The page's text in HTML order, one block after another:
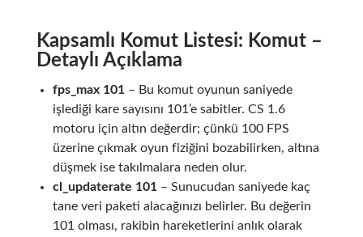
Kapsamlı Komut Listesi: Komut –
Detaylı Açıklama
fps_max 101– Bu komut oyunun saniyede
işlediği kare sayısını 101’e sabitler. CS 1.6
motoru için altın değerdir; çünkü 100 FPS
üzerine çıkmak oyun fiziğini bozabilirken, altına
düşmek ise takılmalara neden olur.
cl_updaterate 101– Sunucudan saniyede kaç
tane veri paketi alacağınızı belirler. Bu değerin
101 olması, rakibin hareketlerini anlık olarak